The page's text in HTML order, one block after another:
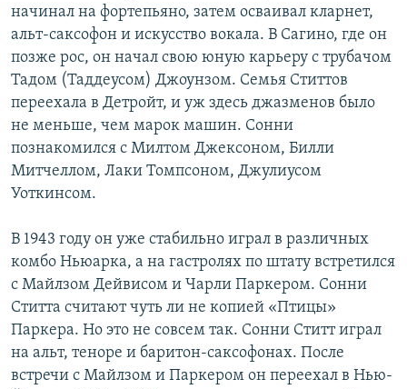
начинал на фортепьяно, затем осваивал кларнет,
альт-саксофон и искусство вокала. В Сагино, где он
позже рос, он начал свою юную карьеру с трубачом
Тадом (Таддеусом) Джоунзом. Семья Ститтов
переехала в Детройт, и уж здесь джазменов было
не меньше, чем марок машин. Сонни
познакомился с Милтом Джексоном, Билли
Митчеллом, Лаки Томпсоном, Джулиусом
Уоткинсом.
В 1943 году он уже стабильно играл в различных
комбо Ньюарка, а на гастролях по штату встретился
с Майлзом Дейвисом и Чарли Паркером. Сонни
Ститта считают чуть ли не копией «Птицы»
Паркера. Но это не совсем так. Сонни Ститт играл
на альт, теноре и баритон-саксофонах. После
встречи с Майлзом и Паркером он переехал в Нью-